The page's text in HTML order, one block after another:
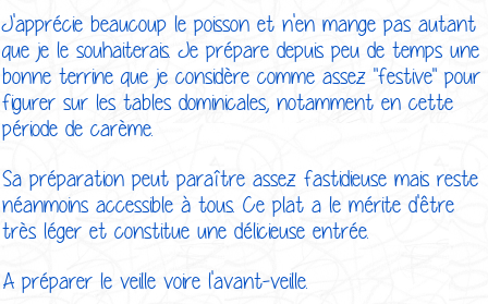
J'apprécie beaucoup le poisson et n'en mange pas autant
que je le souhaiterais. Je prépare depuis peu de temps une
bonne terrine que je considère comme assez "festive" pour
figurer sur les tables dominicales, notamment en cette
période de carème.
Sa préparation peut paraître assez fastidieuse mais reste
néanmoins accessible à tous. Ce plat a le mérite d'être
très léger et constitue une délicieuse entrée.
A préparer le veille voire l'avant-veille.